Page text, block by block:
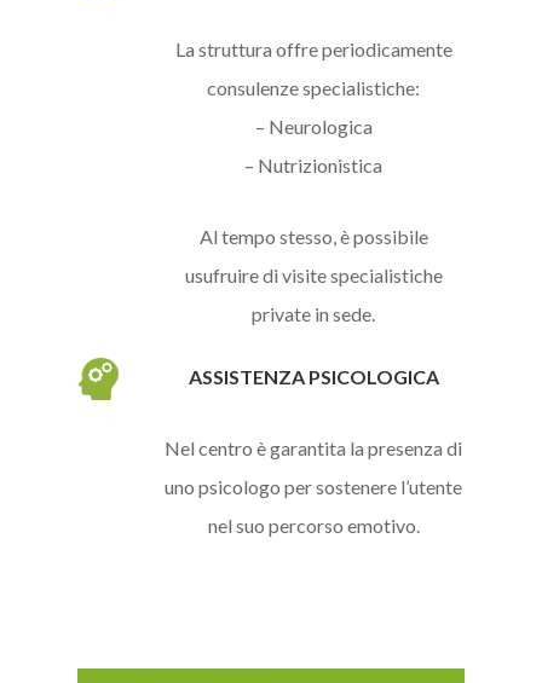
La struttura offre periodicamente
consulenze specialistiche:
– Neurologica
– Nutrizionistica
Al tempo stesso, è possibile
usufruire di visite specialistiche
private in sede.
ASSISTENZA PSICOLOGICA
Nel centro è garantita la presenza di
uno psicologo per sostenere l’utente
nel suo percorso emotivo.